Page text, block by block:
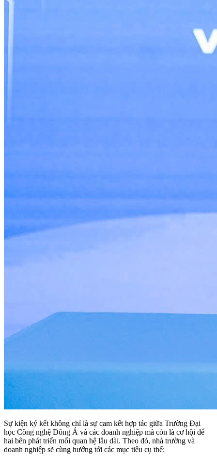
Sự kiện ký kết không chỉ là sự cam kết hợp tác giữa Trường Đại
học Công nghệ Đông Á và các doanh nghiệp mà còn là cơ hội để
hai bên phát triển mối quan hệ lâu dài. Theo đó, nhà trường và
doanh nghiệp sẽ cùng hướng tới các mục tiêu cụ thể: